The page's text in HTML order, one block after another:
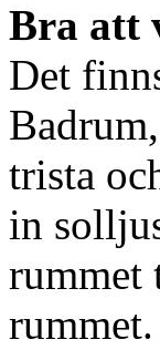
Bra att
Det
trista
in
rummet
rummet.